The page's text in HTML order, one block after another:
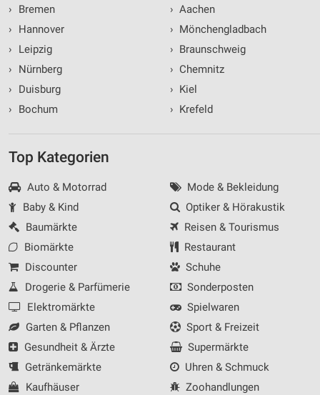
›
Bremen
›
Hannover
›
Leipzig
›
Nürnberg
›
Duisburg
›
Bochum
› Aachen
› Mönchengladbach
› Braunschweig
› Chemnitz
› Kiel
› Krefeld
Top Kategorien
Auto & Motorrad
Baby & Kind
Baumärkte
Biomärkte
Discounter
Drogerie & Parfümerie
Elektromärkte
Garten & Pflanzen
Gesundheit & Ärzte
Getränkemärkte
Kaufhäuser
Mode & Bekleidung
Optiker & Hörakustik
Reisen & Tourismus
Restaurant
Schuhe
Sonderposten
Spielwaren
Sport & Freizeit
Supermärkte
Uhren & Schmuck
Zoohandlungen